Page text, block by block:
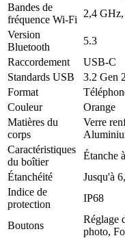
Bandes de
fréquence Wi-Fi
2,4
Version
Bluetooth
5.3
Raccordement
USB-C
Standards USB
3.2 Gen
Format
Couleur
Orange
Matières du
corps
Verre
Caractéristiques
du boîtier
Étanche
Étanchéité
Jusqu'à
Indice de
protection
IP68
Boutons
Réglage
photo,